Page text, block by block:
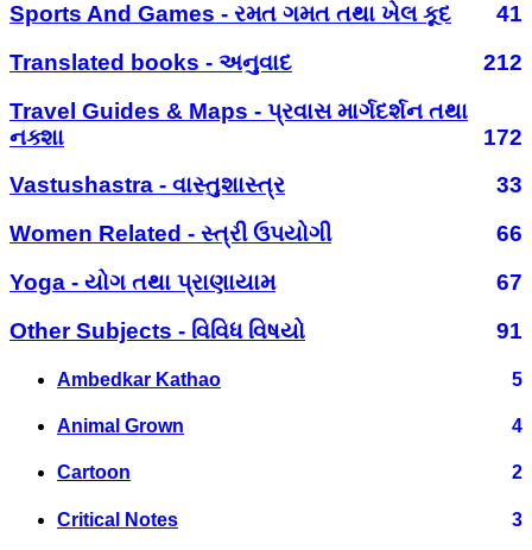
Sports And Games - રમત ગમત તથા ખેલ કૂદ
41
Translated books - અનુવાદ
212
Travel Guides & Maps - પ્રવાસ માર્ગદર્શન તથા
નક્શા
172
Vastushastra - વાસ્તુશાસ્ત્ર
33
Women Related - સ્ત્રી ઉપયોગી
66
Yoga - યોગ તથા પ્રાણાયામ
67
Other Subjects - વિવિધ વિષયો
91
Ambedkar Kathao 5
Animal Grown 4
Cartoon 2
Critical Notes 3